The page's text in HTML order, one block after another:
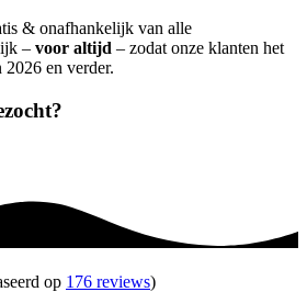
& onafhankelijk van alle
– voor altijd – zodat onze klanten het
en verder.
op 176 reviews)